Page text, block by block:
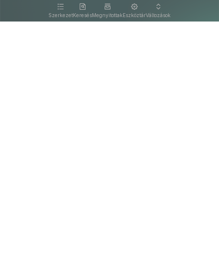
SzerkezetKeresésMegnyitottakEszköztárVáltozások
kattintva olvashat.